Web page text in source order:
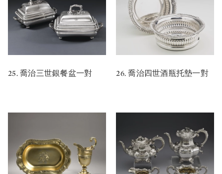
25. 喬治三世銀餐盆一對 26. 喬治四世酒瓶托墊一對